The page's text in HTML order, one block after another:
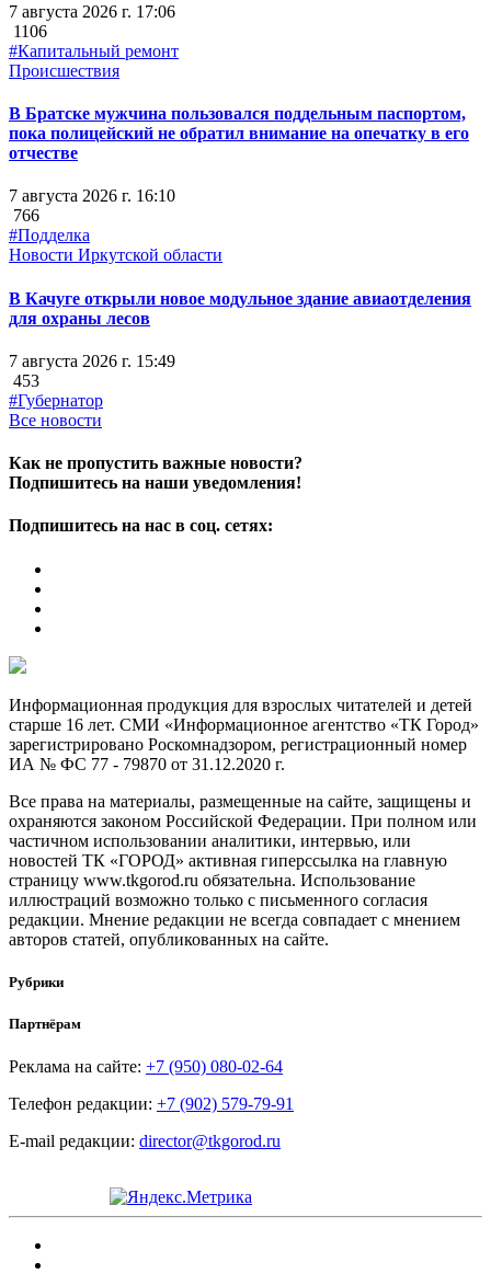
7 августа 2026 г. 17:06
1106
#Капитальный ремонт
Происшествия
В Братске мужчина пользовался поддельным паспортом,
пока полицейский не обратил внимание на опечатку в его
отчестве
7 августа 2026 г. 16:10
766
#Подделка
Новости Иркутской области
В Качуге открыли новое модульное здание авиаотделения
для охраны лесов
7 августа 2026 г. 15:49
453
#Губернатор
Все новости
Как не пропустить важные новости?
Подпишитесь на наши уведомления!
Подпишитесь на нас в соц. сетях:
Информационная продукция для взрослых читателей и детей
старше 16 лет. СМИ «Информационное агентство «ТК Город»
зарегистрировано Роскомнадзором, регистрационный номер
ИА № ФС 77 - 79870 от 31.12.2020 г.
Все права на материалы, размещенные на сайте, защищены и
охраняются законом Российской Федерации. При полном или
частичном использовании аналитики, интервью, или
новостей ТК «ГОРОД» активная гиперссылка на главную
страницу www.tkgorod.ru обязательна. Использование
иллюстраций возможно только с письменного согласия
редакции. Мнение редакции не всегда совпадает с мнением
авторов статей, опубликованных на сайте.
Рубрики
Партнёрам
Реклама на сайте: +7 (950) 080-02-64
Телефон редакции: +7 (902) 579-79-91
E-mail редакции: director@tkgorod.ru